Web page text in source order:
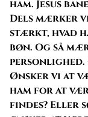
ham. Jesus
Dels mærker
stærkt, hvad
bøn. Og så
personlighed.
Ønsker vi at
ham for at
findes? Eller